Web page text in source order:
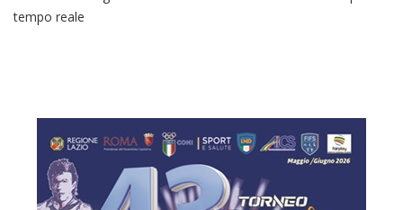
Promozione, segui con noi la
ventisettesima giornata in
grande. Pacielli e Castellano